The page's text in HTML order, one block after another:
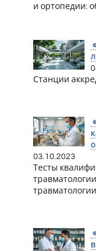
и ортопедии:
Станции
03.10.2023
Тесты